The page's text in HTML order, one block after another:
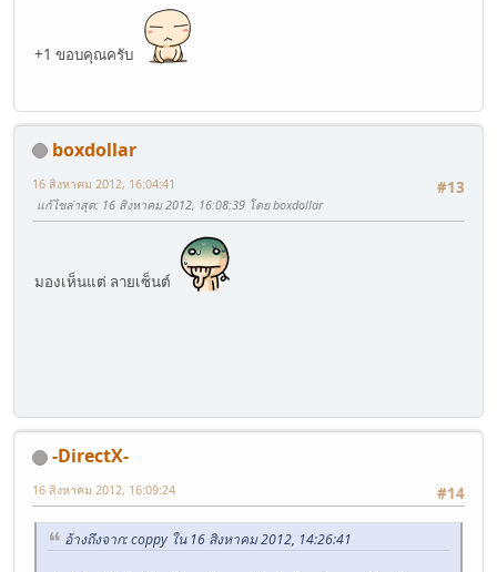
+1 ขอบคุณครับ
boxdollar
#13
16 สิงหาคม 2012, 16:04:41
แก้ไขล่าสุด: 16 สิงหาคม 2012, 16:08:39 โดย boxdollar
มองเห็นแต่ ลายเซ็นต์
-DirectX-
#14
16 สิงหาคม 2012, 16:09:24
อ้างถึงจาก: coppy ใน 16 สิงหาคม 2012, 14:26:41